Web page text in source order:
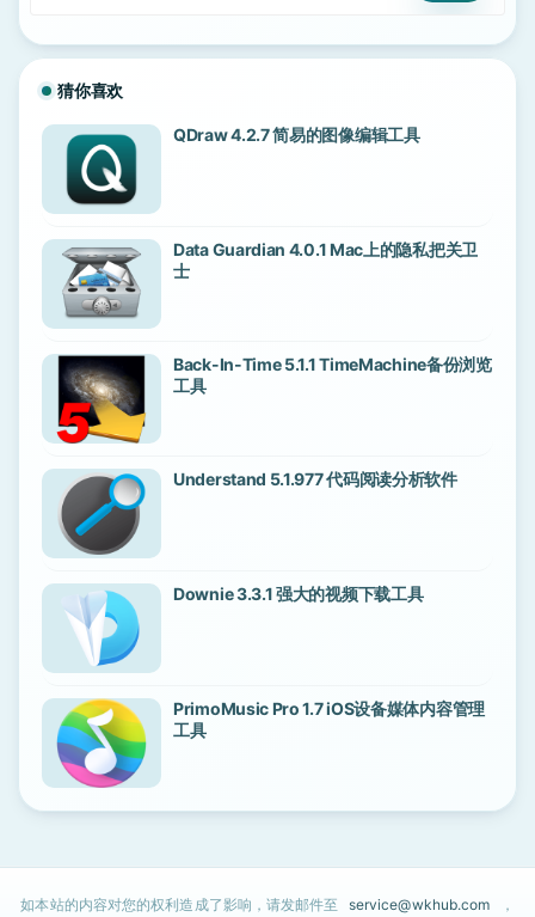
猜你喜欢
QDraw 4.2.7 简易的图像编辑工具
Data Guardian 4.0.1 Mac上的隐私把关卫
士
Back-In-Time 5.1.1 TimeMachine备份浏览
工具
Understand 5.1.977 代码阅读分析软件
Downie 3.3.1 强大的视频下载工具
PrimoMusic Pro 1.7 iOS设备媒体内容管理
工具
如本站的内容对您的权利造成了影响，请发邮件至 service@wkhub.com ，